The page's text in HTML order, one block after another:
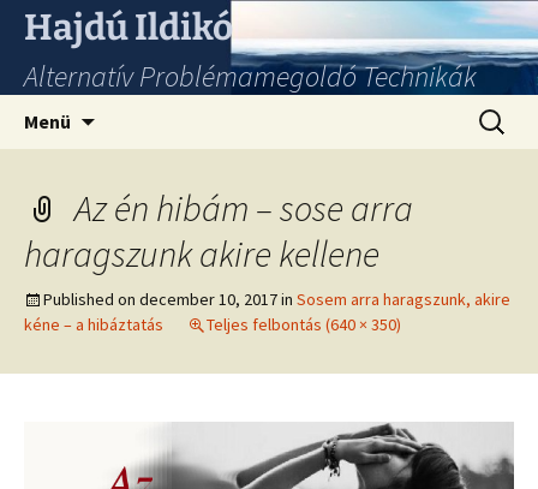
Hajdú Ildikó
Alternatív Problémamegoldó Technikák
Menü
Az én hibám – sose arra
haragszunk akire kellene
Published on december 10, 2017in Sosem arra haragszunk, akire
kéne – a hibáztatás
Teljes felbontás (640 × 350)